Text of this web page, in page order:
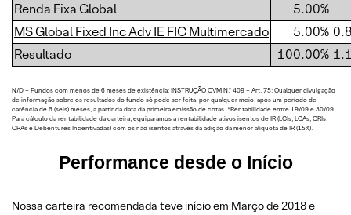
Renda Fixa Global
5.00%
MS Global Fixed Inc Adv IE FIC Multimercado
5.00%
Resultado
100.00%
N/D – Fundos com menos de 6 meses de existência: INSTRUÇÃO CVM N.º 409 – Art. 75: Qualquer divulgação
de informação sobre os resultados do fundo só pode ser feita, por qualquer meio, após um período de
carência de 6 (seis) meses, a partir da data da primeira emissão de cotas. *Rentabilidade entre 19/09 e 30/09.
Para cálculo da rentabilidade da carteira, equiparamos a rentabilidade ativos isentos de IR (LCIs, LCAs, CRIs,
CRAs e Debentures Incentivadas) com os não isentos através da adição da menor alíquota de IR (15%).
Performance desde o Início
Nossa carteira recomendada teve início em Março de 2018 e